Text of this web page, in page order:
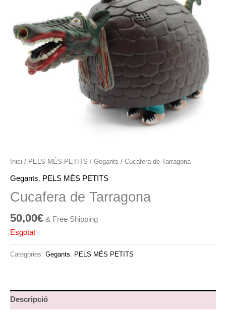
Inici / PELS MÉS PETITS / Gegants / Cucafera de Tarragona
Gegants, PELS MÉS PETITS
Cucafera de Tarragona
50,00€ & Free Shipping
Esgotat
Categories: Gegants PELS MÉS PETITS
Descripció